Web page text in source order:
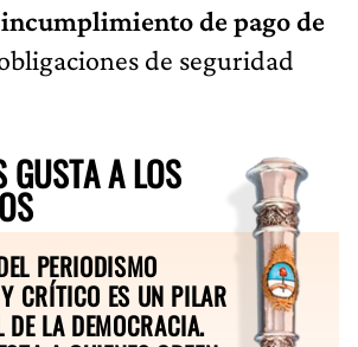
de pago de
de seguridad
GUSTA A LOS
PERIODISMO
CRÍTICO ES UN PILAR
DE LA DEMOCRACIA.